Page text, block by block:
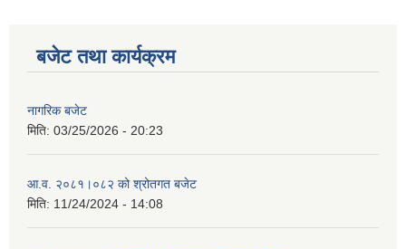
बजेट तथा कार्यक्रम
नागरिक बजेट
मिति: 03/25/2026 - 20:23
आ.व. २०८१।०८२ को श्रोतगत बजेट
मिति: 11/24/2024 - 14:08